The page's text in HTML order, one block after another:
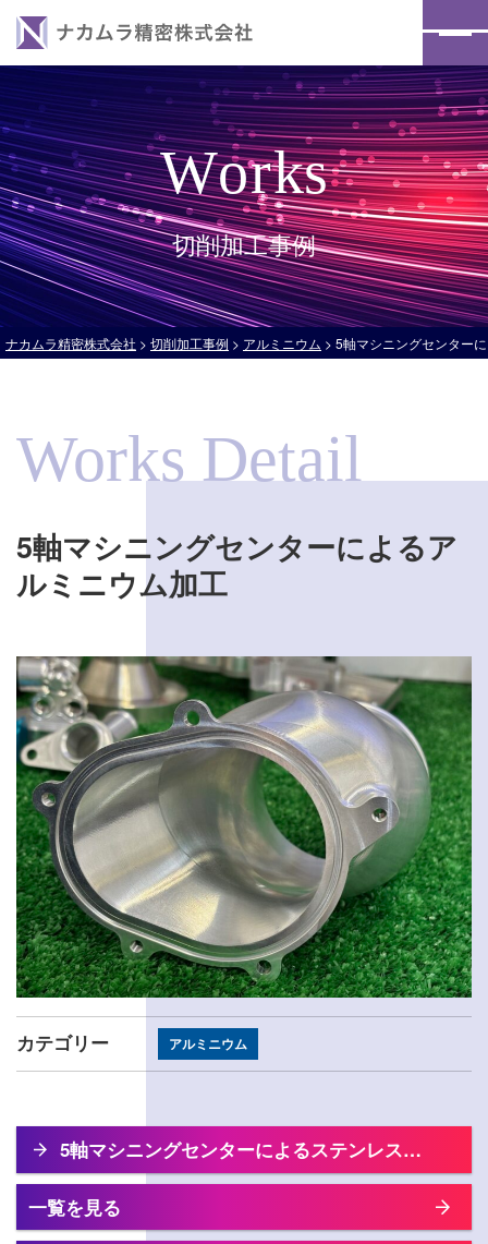
HOME
事業案内
切削加工事例
保有設備
会社案内
お知らせ
プライバシーポリシー
8:00～17:00 土日・祝祭日を除く
Works
切削加工事例
ナカムラ精密株式会社 > 切削加工事例 > アルミニウム > 5軸マシニングセンター
Works Detail
5軸マシニングセンターによるア
ルミニウム加工
カテゴリー アルミニウム
5軸マシニングセンターによるステンレス
SUS304パイプ加工
一覧を見る